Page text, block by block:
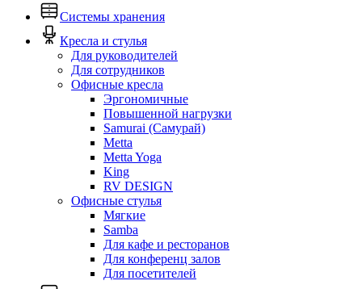
Системы хранения
Кресла и стулья
Для руководителей
Для сотрудников
Офисные кресла
Эргономичные
Повышенной нагрузки
Samurai (Самурай)
Metta
Metta Yoga
King
RV DESIGN
Офисные стулья
Мягкие
Samba
Для кафе и ресторанов
Для конференц залов
Для посетителей